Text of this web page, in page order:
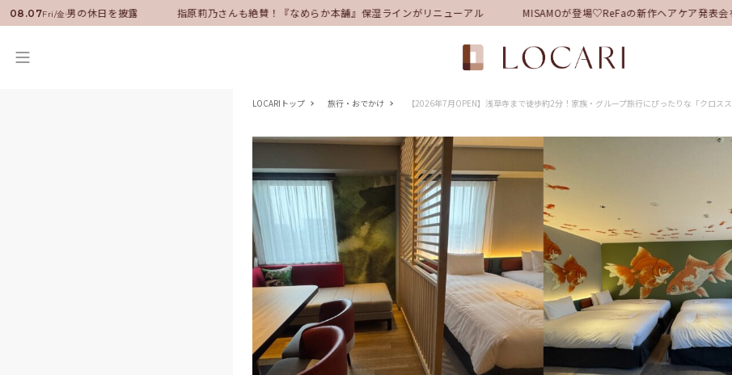
08.07Fri/金
任！いい男の休日を披露 指原莉乃さんも絶賛！『なめらか本舗』保湿ラインがリニューアル MISAMOが登場♡ReFaの新作ヘアケア発表会を
LOCARIトップ 旅行・おでかけ 【2026年7月OPEN】浅草寺まで徒歩約2分！家族・グループ旅行にぴったりな「クロス